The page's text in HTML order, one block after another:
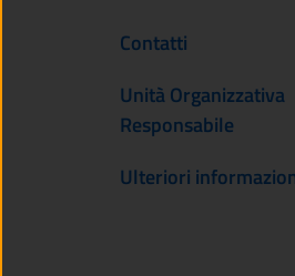
Contatti
Unità Organizzativa
Responsabile
Ulteriori